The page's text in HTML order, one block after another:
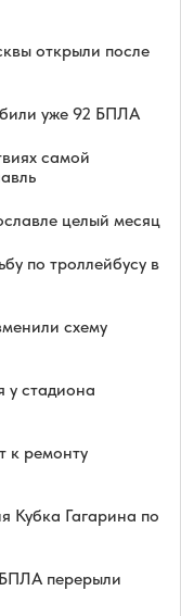
открыли после
уже 92 БПЛА
самой
целый месяц
по троллейбусу в
схему
у стадиона
к ремонту
Кубка Гагарина по
перерыли